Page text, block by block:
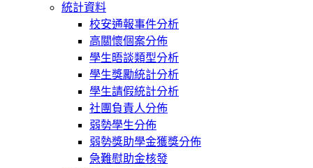
統計資料
校安通報事件分析
高關懷個案分佈
學生晤談類型分析
學生獎勵統計分析
學生請假統計分析
社團負責人分佈
弱勢學生分佈
弱勢獎助學金獲獎分佈
急難慰助金核發